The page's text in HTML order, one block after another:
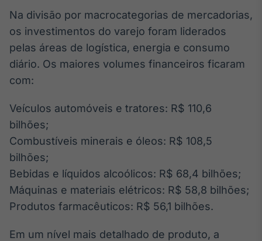
IA
Em breve
Gestão de
Investimentos
Na divisão por macrocategorias de mercadorias,
os investimentos do varejo foram liderados
pelas áreas de logística, energia e consumo
diário. Os maiores volumes financeiros ficaram
com:
Veículos automóveis e tratores: R$ 110,6
bilhões;
Combustíveis minerais e óleos: R$ 108,5
bilhões;
Bebidas e líquidos alcoólicos: R$ 68,4 bilhões;
Máquinas e materiais elétricos: R$ 58,8 bilhões;
Produtos farmacêuticos: R$ 56,1 bilhões.
Em um nível mais detalhado de produto, a